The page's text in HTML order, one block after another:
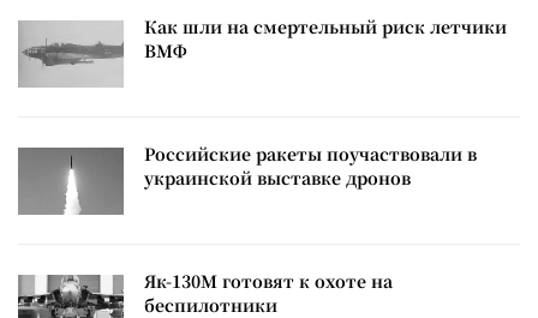
Как шли на смертельный риск летчики
ВМФ
Российские ракеты поучаствовали в
украинской выставке дронов
Як-130М готовят к охоте на
беспилотники